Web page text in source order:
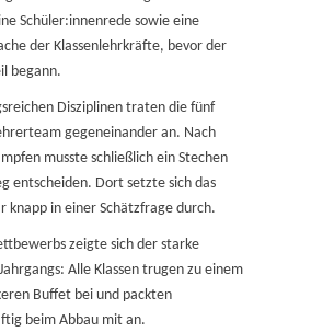
Schüler:innenrede sowie eine
der Klassenlehrkräfte, bevor der
begann.
Disziplinen traten die fünf
gegeneinander an. Nach
musste schließlich ein Stechen
entscheiden. Dort setzte sich das
knapp in einer Schätzfrage durch.
zeigte sich der starke
Alle Klassen trugen zu einem
Buffet bei und packten
beim Abbau mit an.